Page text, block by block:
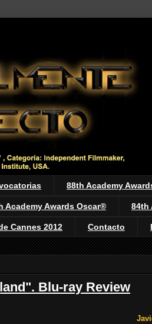
88th Academy
Academy Awards Oscar® 84th
Cannes 2012 Contacto
Blu-ray Review